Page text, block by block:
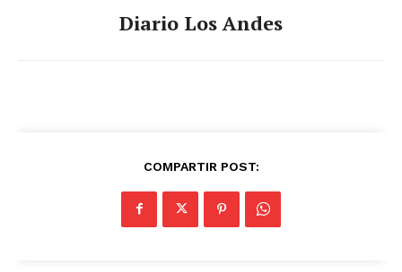
Diario Los Andes
COMPARTIR POST: